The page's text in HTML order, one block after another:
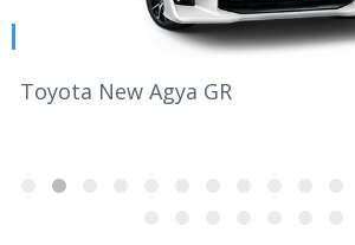
Toyota New Agya GR